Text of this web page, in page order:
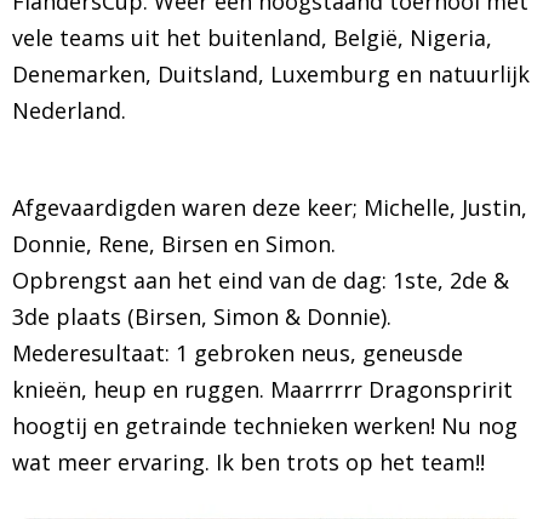
BRAZILIAN JIU JITSU
AGENDA
CONTACT
PRAKTISCHE ZELFVERDEDIGINGSCURSUS
vele teams uit het buitenland, België, Nigeria,
Denemarken, Duitsland, Luxemburg en natuurlijk
Nederland.
Afgevaardigden waren deze keer; Michelle, Justin,
Donnie, Rene, Birsen en Simon.
Opbrengst aan het eind van de dag: 1ste, 2de &
3de plaats (Birsen, Simon & Donnie).
Mederesultaat: 1 gebroken neus, geneusde
knieën, heup en ruggen. Maarrrrr Dragonspririt
hoogtij en getrainde technieken werken! Nu nog
wat meer ervaring. Ik ben trots op het team!!